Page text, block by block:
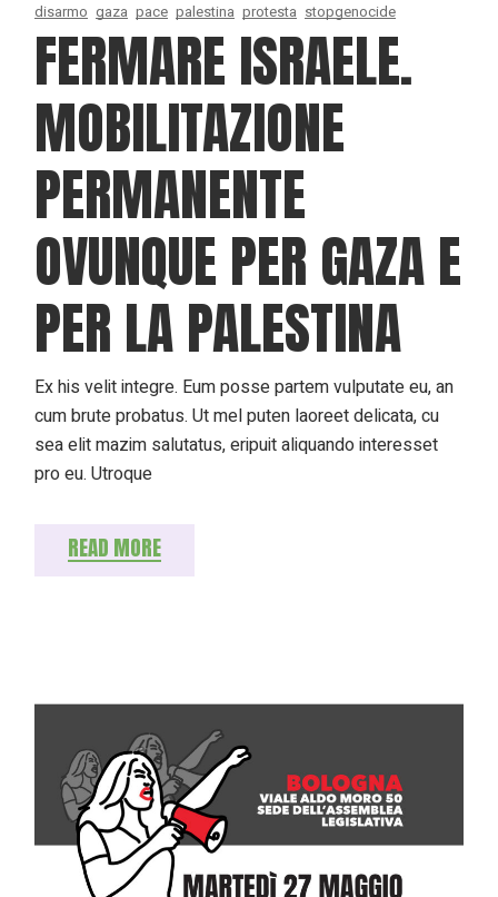
disarmo gaza pace palestina protesta stopgenocide
FERMARE ISRAELE.
MOBILITAZIONE
PERMANENTE
OVUNQUE PER GAZA E
PER LA PALESTINA
Ex his velit integre. Eum posse partem vulputate eu, an
cum brute probatus. Ut mel puten laoreet delicata, cu
sea elit mazim salutatus, eripuit aliquando interesset
pro eu. Utroque
READ MORE